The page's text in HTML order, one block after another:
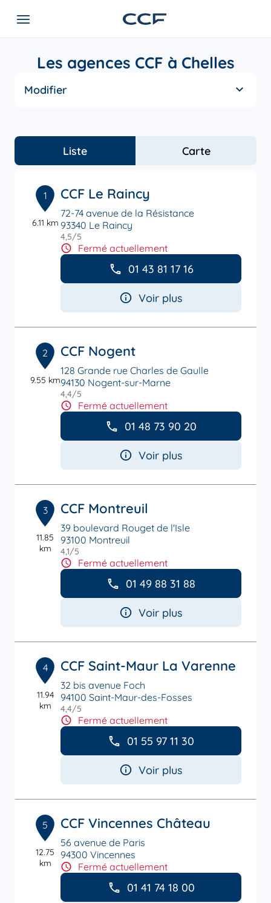
Les agences CCF à Chelles
Modifier
Liste Carte
1
6.11 km
CCF Le Raincy
72-74 avenue de la Résistance
93340 Le Raincy
4,5/5
Fermé actuellement
01 43 81 17 16
Voir plus
2
9.55 km
CCF Nogent
128 Grande rue Charles de Gaulle
94130 Nogent-sur-Marne
4,4/5
Fermé actuellement
01 48 73 90 20
Voir plus
3
11.85
km
CCF Montreuil
39 boulevard Rouget de l'Isle
93100 Montreuil
4,1/5
Fermé actuellement
01 49 88 31 88
Voir plus
4
11.94
km
CCF Saint-Maur La Varenne
32 bis avenue Foch
94100 Saint-Maur-des-Fosses
4,4/5
Fermé actuellement
01 55 97 11 30
Voir plus
5
12.75
km
CCF Vincennes Château
56 avenue de Paris
94300 Vincennes
Fermé actuellement
01 41 74 18 00